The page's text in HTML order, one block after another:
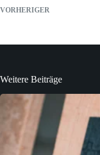
VORHERIGER
Weitere Beiträge